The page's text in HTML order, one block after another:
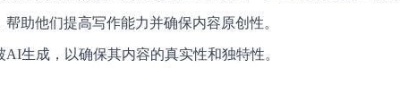
助他们提高写作能力并确保内容原创性。
生成，以确保其内容的真实性和独特性。